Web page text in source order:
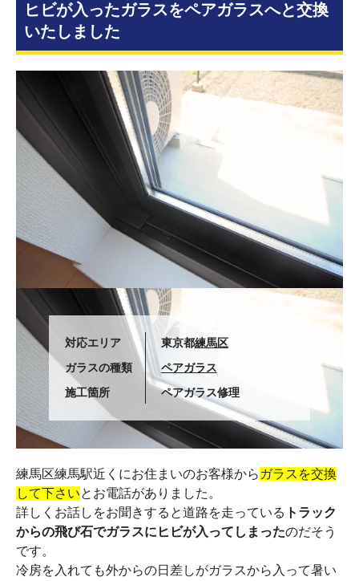
ヒビが入ったガラスをペアガラスへと交換
いたしました
対応エリア 東京都練馬区
ガラスの種類
ペアガラス
施工箇所
ペアガラス修理
練馬区練馬駅近くにお住まいのお客様から ガラスを交換
して下さいとお電話がありました。
詳しくお話しをお聞きすると道路を走っている トラック
からの飛び石でガラスにヒビが入ってしまったのだそう
です。
冷房を入れても外からの日差しがガラスから入って暑い